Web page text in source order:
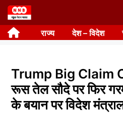
Skip
to
content राज्य देश – विदेश
Trump Big Claim
रूस तेल सौदे पर फिर
के बयान पर विदेश